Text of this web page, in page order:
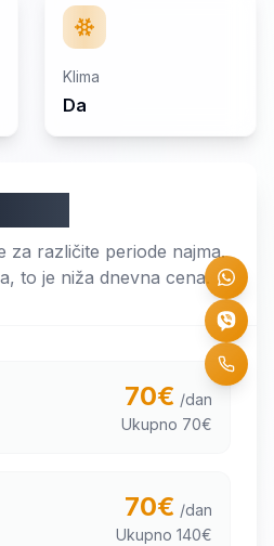
Klima
Da
za različite periode najma.
to je niža dnevna cena.
70€ /dan
Ukupno 70€
70€ /dan
Ukupno 140€